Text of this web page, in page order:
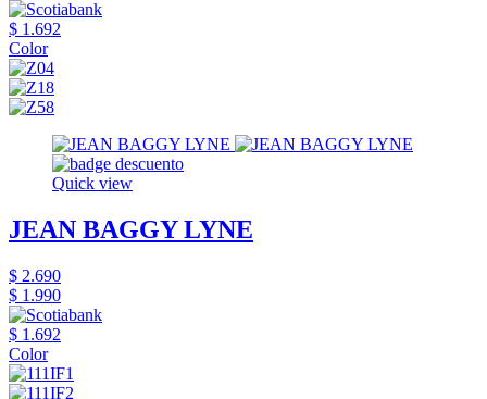
$ 1.692
Color
Quick view
JEAN BAGGY LYNE
$ 2.690
$ 1.990
$ 1.692
Color